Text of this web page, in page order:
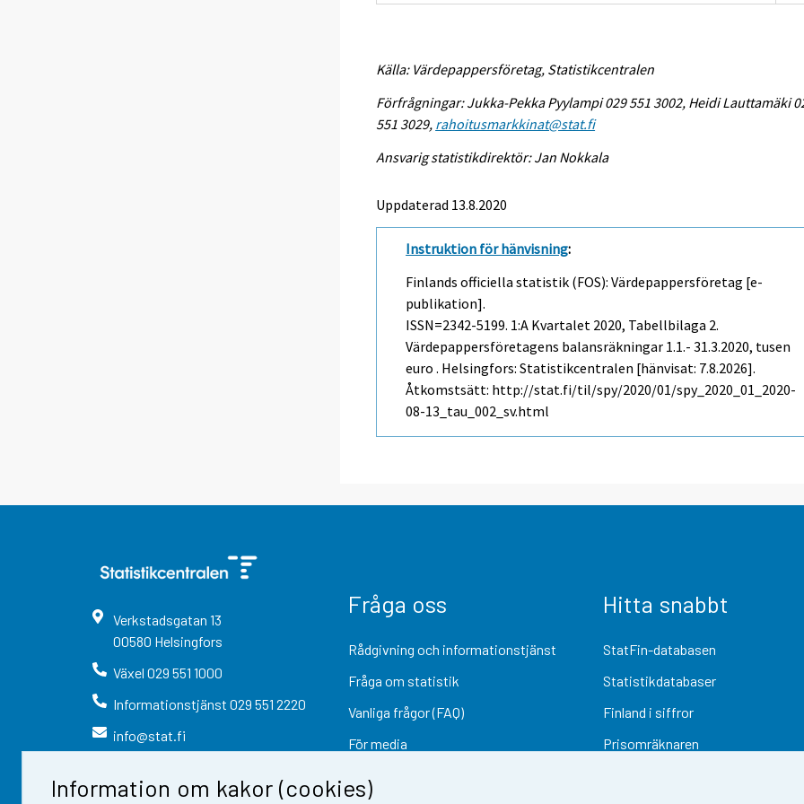
Information om kakor (cookies)
Källa: Värdepappersföretag, Statistikcentralen
Förfrågningar: Jukka-Pekka Pyylampi 029 551 3002, Heidi Lauttamäki
551 3029, rahoitusmarkkinat@stat.fi
Ansvarig statistikdirektör: Jan Nokkala
Uppdaterad 13.8.2020
Instruktion för hänvisning:
Finlands officiella statistik (FOS): Värdepappersföretag [e-
publikation].
ISSN=2342-5199. 1:a Kvartalet 2020, Tabellbilaga 2.
Värdepappersföretagens balansräkningar 1.1.- 31.3.2020, tusen
euro . Helsingfors: Statistikcentralen [hänvisat: 7.8.2026].
Åtkomstsätt: http://stat.fi/til/spy/2020/01/spy_2020_01_2020-
08-13_tau_002_sv.html
Verkstadsgatan 13
00580 Helsingfors
Växel 029 551 1000
Informationstjänst 029 551 2220
info@stat.fi
Fråga oss
Rådgivning och informationstjänst
Fråga om statistik
Vanliga frågor (FAQ)
För media
Hitta snabbt
StatFin-databasen
Statistikdatabaser
Finland i siffror
Prisomräknaren